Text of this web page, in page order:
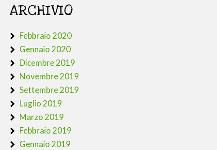
ARCHIVIO
Febbraio 2020
Gennaio 2020
Dicembre 2019
Novembre 2019
Settembre 2019
Luglio 2019
Marzo 2019
Febbraio 2019
Gennaio 2019